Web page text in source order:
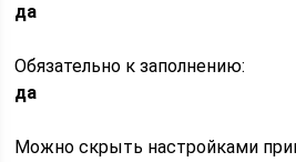
да
Обязательно к заполнению:
да
Можно скрыть настройками